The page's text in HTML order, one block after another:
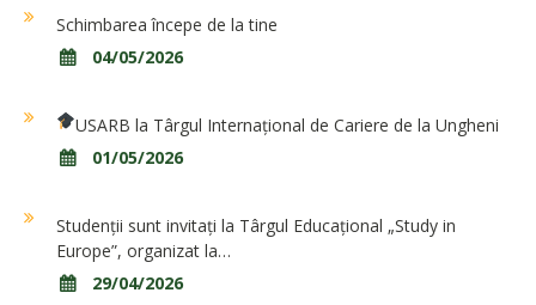
Schimbarea începe de la tine
04/05/2026
USARB la Târgul Internațional de Cariere de la Ungheni
01/05/2026
Studenții sunt invitați la Târgul Educațional „Study in
Europe”, organizat la…
29/04/2026